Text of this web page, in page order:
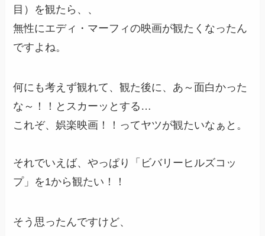
目）を観たら、、
無性にエディ・マーフィの映画が観たくなったん
ですよね。
何にも考えず観れて、観た後に、あ～面白かった
な～！！と スカーッ とする…
これぞ、娯楽映画！！ ってヤツが観たいなぁと。
それでいえば、やっぱり「ビバリーヒルズコッ
プ」を1から観たい！！
そう思ったんですけど、